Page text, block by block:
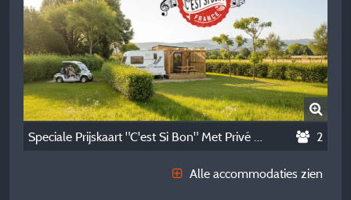
Speciale Prijskaart "C'est Si Bon" Met Privé Sanitair (Niet-Contractuele Foto Gemaakt Door Ai) 2
Alle accommodaties zien